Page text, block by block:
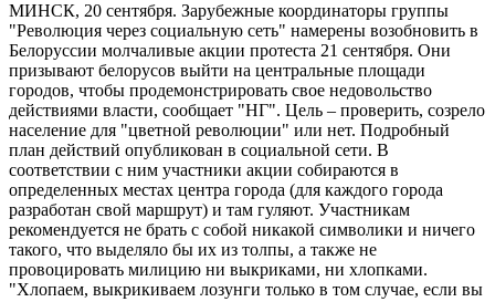
МИНСК, 20 сентября. Зарубежные координаторы группы
"Революция через социальную сеть" намерены возобновить в
Белоруссии молчаливые акции протеста 21 сентября. Они
призывают белорусов выйти на центральные площади
городов, чтобы продемонстрировать свое недовольство
действиями власти, сообщает "НГ". Цель – проверить, созрело
население для "цветной революции" или нет. Подробный
план действий опубликован в социальной сети. В
соответствии с ним участники акции собираются в
определенных местах центра города (для каждого города
разработан свой маршрут) и там гуляют. Участникам
рекомендуется не брать с собой никакой символики и ничего
такого, что выделяло бы их из толпы, а также не
провоцировать милицию ни выкриками, ни хлопками.
"Хлопаем, выкрикиваем лозунги только в том случае, если вы